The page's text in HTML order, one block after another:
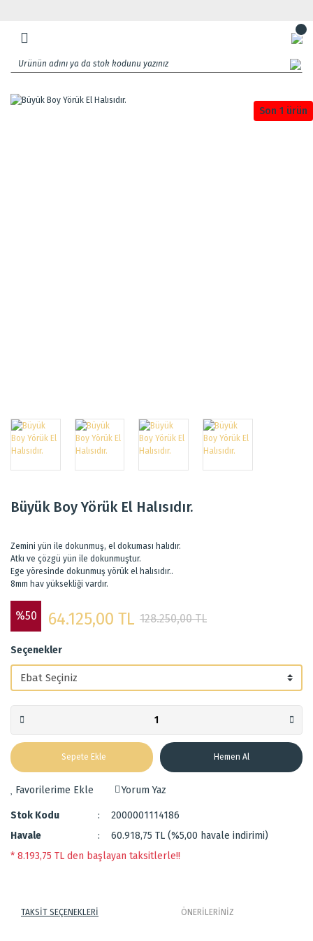
Son 1 ürün
Büyük Boy Yörük El Halısıdır.
Zemini yün ile dokunmuş, el dokuması halıdır.
Atkı ve çözgü yün ile dokunmuştur.
Ege yöresinde dokunmuş yörük el halısıdır..
8mm hav yüksekliği vardır.
%50 64.125,00 TL 128.250,00 TL
Seçenekler
Sepete Ekle Hemen Al
Yorum Yaz
Stok Kodu
2000001114186
Havale
60.918,75 TL (%5,00 havale indirimi)
* 8.193,75 TL den başlayan taksitlerle!!
TAKSİT SEÇENEKLERİ ÖNERİLERİNİZ